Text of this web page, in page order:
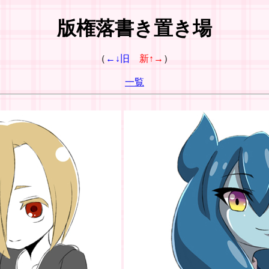
版権落書き置き場
（ ←↓旧 新↑→ ）
一覧